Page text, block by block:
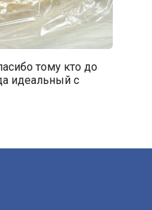
тому кто до
идеальный с